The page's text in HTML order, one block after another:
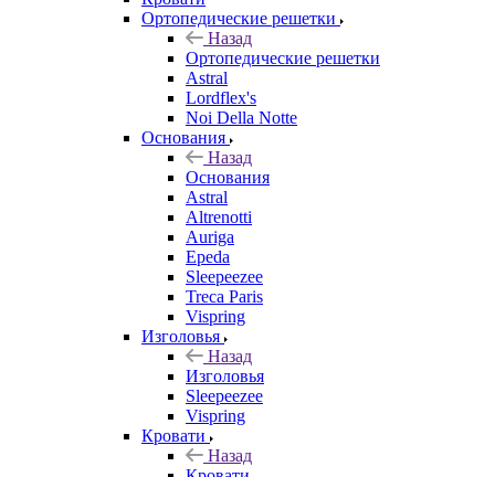
Ортопедические решетки
Назад
Ортопедические решетки
Astral
Lordflex's
Noi Della Notte
Основания
Назад
Основания
Astral
Altrenotti
Auriga
Epeda
Sleepeezee
Treca Paris
Vispring
Изголовья
Назад
Изголовья
Sleepeezee
Vispring
Кровати
Назад